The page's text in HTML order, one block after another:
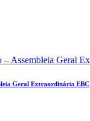
Geral Extraordinária EBC